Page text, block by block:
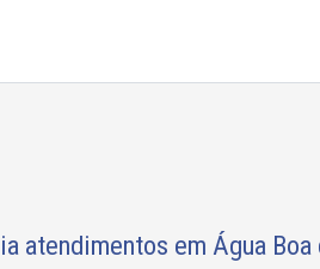
atendimentos em Água